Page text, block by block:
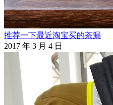
推荐一下最近淘宝买的茶漏
2017 年 3 月 4 日